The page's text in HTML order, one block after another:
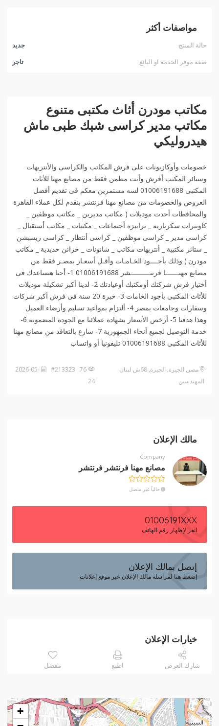
مواصفات أكثر
حالة المنتج
جديد
صفة موفر الخدمة او البائع
تاجر
مكاتب مودرن أثاث مكتبى متنوع
مكاتب مدير كراسى شبك طبى ماش
هيدروليكي
خصومات وأوكازيونات على فرش المكاتب والكراسى والأنتريهات
وستائر المكتب أفرش وأنت مطمن فقط من مصانع مهنا للأثاث
المكتبى 01006191688 لسه مستمرين معكم فى تقديم أفضل
العروض والخصومات من مصانع مهنا فرنتشر بنقدم لكل عملاء القاهرة
والمحافظات أحدث موديلات ( مكاتب مديرين _ مكاتب موظفين _
كاونترات سكرتارية _ ترابيزة أجتماعات _ مكتبات _ مكاتب أستقبال _
كراسى مدير _ كراسى موظفين _ كراسى أنتظار _ كراسى ريسبشن
_ ستائر مكتبية _ أنتريهات مكاتب _ شانونات _ خزائن حديدية _ مكاتب
مودرن ) وذلك بأجــــود الخـامـات وأقـل أسعـار بمصـر فقط من
مصانع مهنـــــــا فرنتــــــــــشر 01006191688 1- أحنا هنساعدك فى
أختيار فرش شركتك أومكتبك أوعيادتك 2- لدينا أكبر تشكيلة موديلات
للأثاث المكتبى بأجود الخامات 3- خبرة 20 سنة فى فرش أكبر شركات
وسفارات وجامعات بمصر 4- ألتزام بمواعيد تسليم وأرضاء العميل
وهذا هدفنا 5- أرخص الأسعار بشهادة عملائنا مع الجودة المضمونة 6-
خدمة التوصيل لجميع أنحاء الجمهورية 7- سارع بالتعاقد من مصانع مهنا
للأثاث المكتبى 01006191688 تليفونيا أو واتساب️
مصر, الجيزة, الجيزة, 68ش لبنان
المهندسين
76 #213323
2026-05-
24
مالك الإعلان
Company
مصانع مهنا فرنتشر فرنتشر
حالياً غير متصل
01006191XXX
انقر لإظهار رقم الهاتف
إتصل بمالك الإعلان
إضغط هنا لمراسلة مالك الإعلان عبر موقع إعلانات
خيارات الإعلان
شارك العرض اطبع مفضل
+